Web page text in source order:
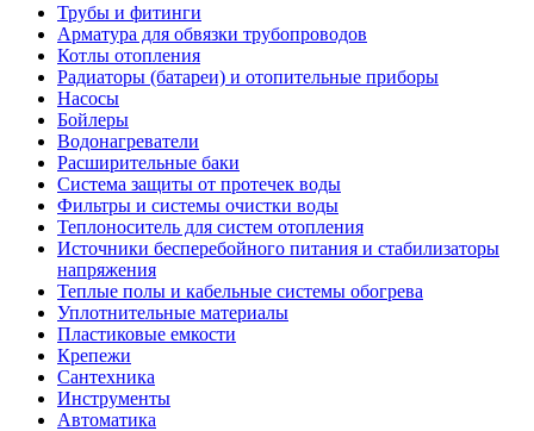
Трубы и фитинги
Арматура для обвязки трубопроводов
Котлы отопления
Радиаторы (батареи) и отопительные приборы
Насосы
Бойлеры
Водонагреватели
Расширительные баки
Система защиты от протечек воды
Фильтры и системы очистки воды
Теплоноситель для систем отопления
Источники бесперебойного питания и стабилизаторы
напряжения
Теплые полы и кабельные системы обогрева
Уплотнительные материалы
Пластиковые емкости
Крепежи
Сантехника
Инструменты
Автоматика